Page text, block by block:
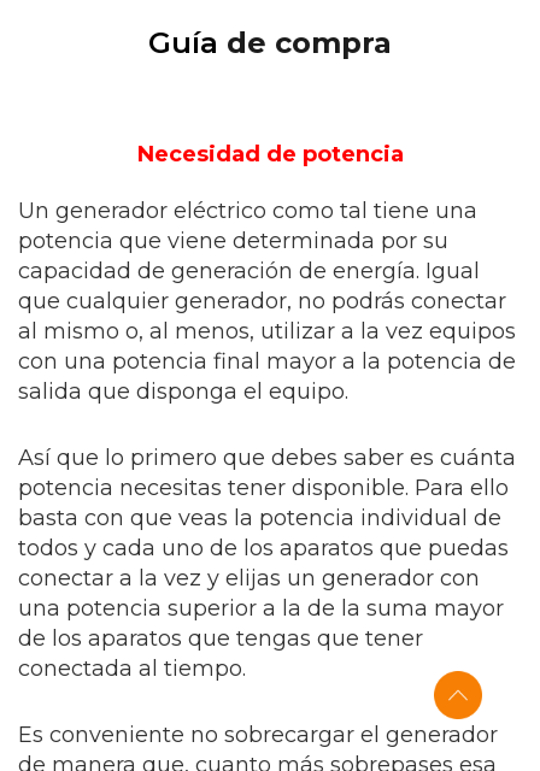
Guía de compra
Necesidad de potencia
Un generador eléctrico como tal tiene una
potencia que viene determinada por su
capacidad de generación de energía. Igual
que cualquier generador, no podrás conectar
al mismo o, al menos, utilizar a la vez equipos
con una potencia final mayor a la potencia de
salida que disponga el equipo.
Así que lo primero que debes saber es cuánta
potencia necesitas tener disponible. Para ello
basta con que veas la potencia individual de
todos y cada uno de los aparatos que puedas
conectar a la vez y elijas un generador con
una potencia superior a la de la suma mayor
de los aparatos que tengas que tener
conectada al tiempo.
Es conveniente no sobrecargar el generador
de manera que, cuanto más sobrepases esa